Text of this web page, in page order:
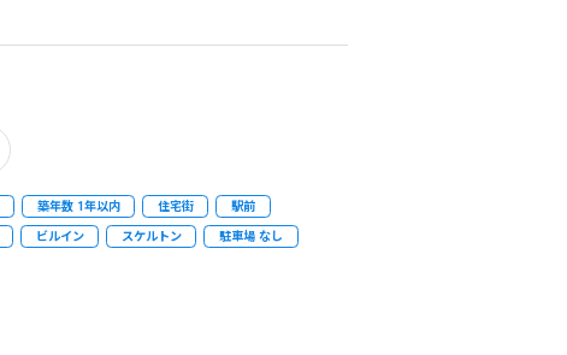
築年数 1年以内 住宅街 駅前
ビルイン スケルトン 駐車場 なし